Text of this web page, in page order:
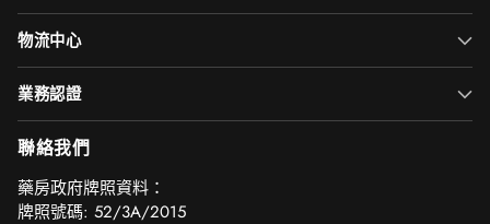
物流中心
業務認證
聯絡我們
‎藥房政府牌照資料：
牌照號碼: 52/3A/2015